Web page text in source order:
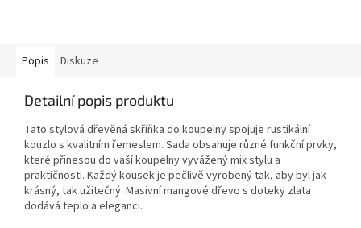
Popis Diskuze
Detailní popis produktu
Tato stylová dřevěná skříňka do koupelny spojuje rustikální
kouzlo s kvalitním řemeslem. Sada obsahuje různé funkční prvky,
které přinesou do vaší koupelny vyvážený mix stylu a
praktičnosti. Každý kousek je pečlivě vyrobený tak, aby byl jak
krásný, tak užitečný. Masivní mangové dřevo s doteky zlata
dodává teplo a eleganci.